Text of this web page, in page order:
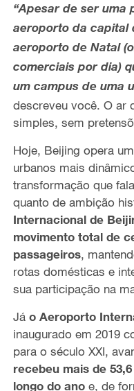
“Apesar de ser uma
aeroporto da capital
aeroporto de Natal
comerciais por dia)
um campus de uma
descreveu você. O ar
simples, sem
Hoje, Beijing opera
urbanos mais
transformação que
quanto de ambição
Internacional de
movimento total de
passageiros,
rotas domésticas e
sua participação na
Já o Aeroporto
inaugurado em 2019
para o século XXI,
recebeu mais de
longo do anoe, de